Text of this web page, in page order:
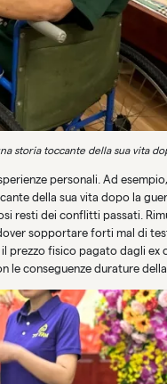
storia toccante della sua vita
personali. Ad
della sua vita dopo la
resti dei conflitti passati.
sopportare forti mal di
prezzo fisico pagato dagli ex
le conseguenze durature